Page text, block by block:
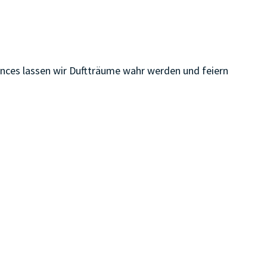
lassen wir Duftträume wahr werden und feiern